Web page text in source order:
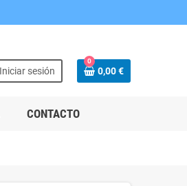
Iniciar sesión
0
0,00 €
CONTACTO